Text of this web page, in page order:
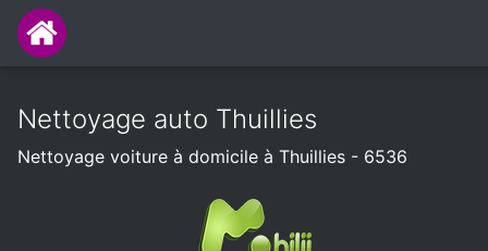
Nettoyage auto Thuillies
Nettoyage voiture à domicile à Thuillies - 6536